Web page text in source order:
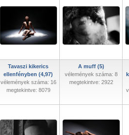
Tavaszi kikerics
ellenfényben (4,97)
vélemények száma: 16
megtekintve: 8079
A muff (5)
vélemények száma: 8
megtekintve: 2922